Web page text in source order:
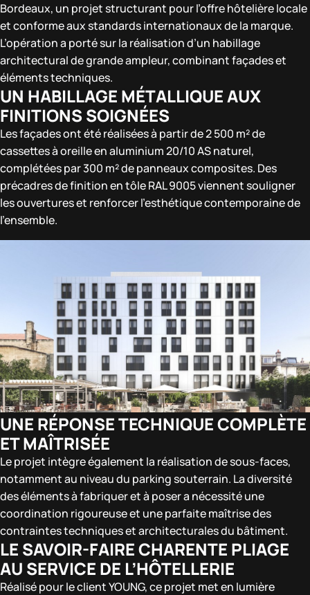
Bordeaux, un projet structurant pour l’offre hôtelière locale
et conforme aux standards internationaux de la marque.
L’opération a porté sur la réalisation d’un habillage
architectural de grande ampleur, combinant façades et
éléments techniques.
UN HABILLAGE MÉTALLIQUE AUX
FINITIONS SOIGNÉES
Les façades ont été réalisées à partir de 2 500 m² de
cassettes à oreille en aluminium 20/10 AS naturel,
complétées par 300 m² de panneaux composites. Des
précadres de finition en tôle RAL 9005 viennent souligner
les ouvertures et renforcer l’esthétique contemporaine de
l’ensemble.
UNE RÉPONSE TECHNIQUE COMPLÈTE
ET MAÎTRISÉE
Le projet intègre également la réalisation de sous-faces,
notamment au niveau du parking souterrain. La diversité
des éléments à fabriquer et à poser a nécessité une
coordination rigoureuse et une parfaite maîtrise des
contraintes techniques et architecturales du bâtiment.
LE SAVOIR-FAIRE CHARENTE PLIAGE
AU SERVICE DE L’HÔTELLERIE
Réalisé pour le client YOUNG, ce projet met en lumière